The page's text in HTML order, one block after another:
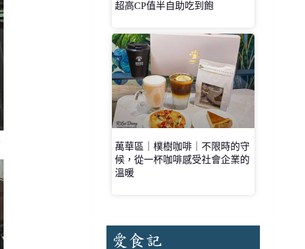
超高CP值半自助吃到飽
萬華區｜樸樹咖啡｜不限時的守
候，從一杯咖啡感受社會企業的
溫暖